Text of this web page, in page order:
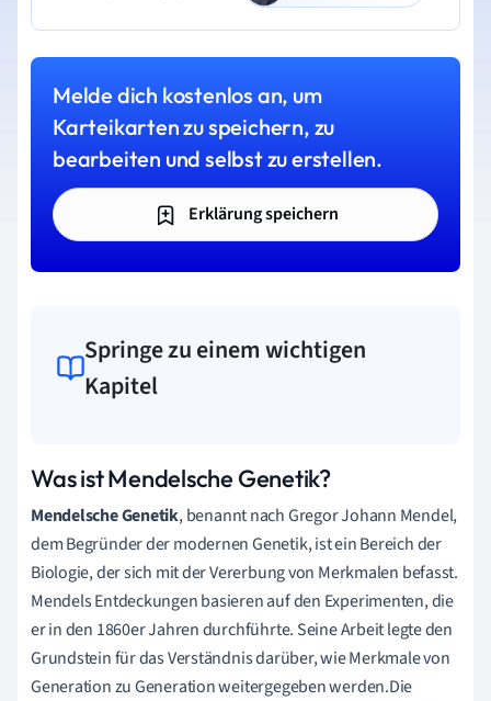
Melde dich kostenlos an, um
Karteikarten zu speichern, zu
bearbeiten und selbst zu erstellen.
Erklärung speichern
Springe zu einem wichtigen
Kapitel
Was ist Mendelsche Genetik?
Mendelsche Genetik, benannt nach Gregor Johann Mendel,
dem Begründer der modernen Genetik, ist ein Bereich der
Biologie, der sich mit der Vererbung von Merkmalen befasst.
Mendels Entdeckungen basieren auf den Experimenten, die
er in den 1860er Jahren durchführte. Seine Arbeit legte den
Grundstein für das Verständnis darüber, wie Merkmale von
Generation zu Generation weitergegeben werden.Die